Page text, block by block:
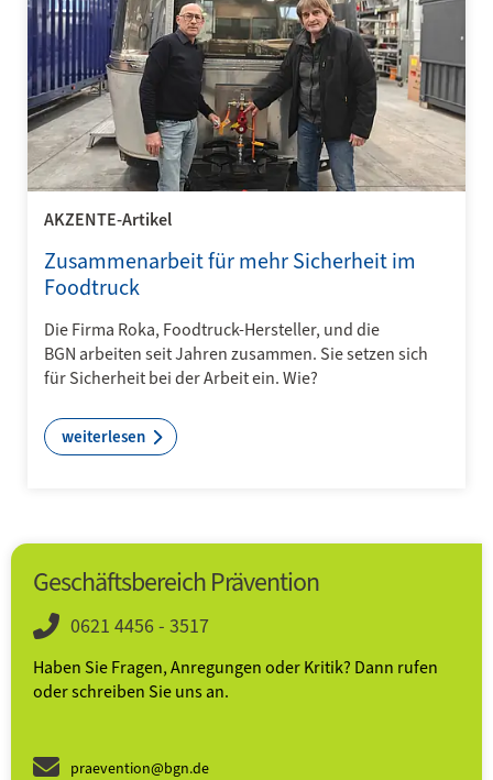
AKZENTE-Artikel
Zusammenarbeit für mehr Sicherheit im
Foodtruck
Die Firma Roka, Foodtruck-Hersteller, und die
BGN arbeiten seit Jahren zusammen. Sie setzen sich
für Sicherheit bei der Arbeit ein. Wie?
weiterlesen
Geschäftsbereich Prävention
0621 4456 - 3517
Haben Sie Fragen, Anregungen oder Kritik? Dann rufen
oder schreiben Sie uns an.
praevention@bgn.de